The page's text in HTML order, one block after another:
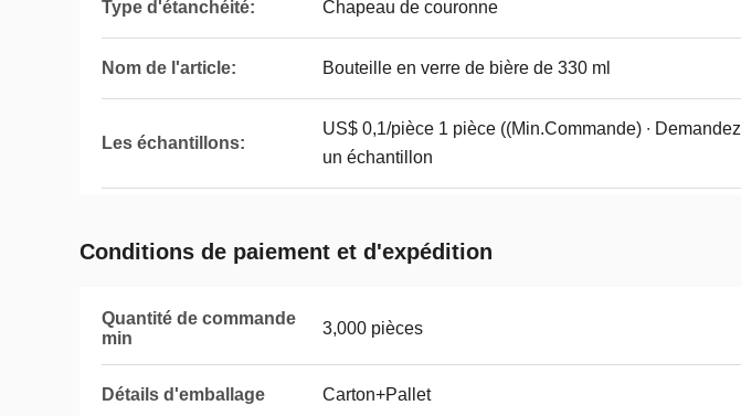
Type d'étanchéité: Chapeau de couronne
Nom de l'article: Bouteille en verre de bière de 330 ml
Les échantillons:
US$ 0,1/pièce 1 pièce ((Min.Commande) ∙ Demandez
un échantillon
Conditions de paiement et d'expédition
Quantité de commande
min
3,000 pièces
Détails d'emballage Carton+Pallet